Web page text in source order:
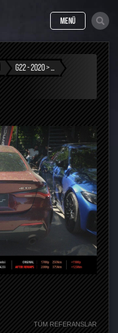
MENÜ
G22 - 2020 > ...
TÜM REFERANSLAR